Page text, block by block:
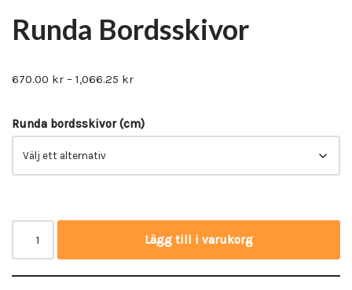
Runda Bordsskivor
670.00 kr – 1,066.25 kr
Runda bordsskivor (cm)
Lägg till i varukorg